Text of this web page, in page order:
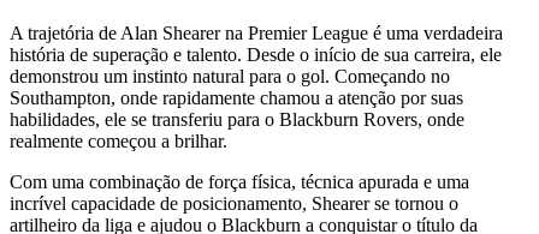
A trajetória de Alan Shearer na Premier League é uma verdadeira
história de superação e talento. Desde o início de sua carreira, ele
demonstrou um instinto natural para o gol. Começando no
Southampton, onde rapidamente chamou a atenção por suas
habilidades, ele se transferiu para o Blackburn Rovers, onde
realmente começou a brilhar.
Com uma combinação de força física, técnica apurada e uma
incrível capacidade de posicionamento, Shearer se tornou o
artilheiro da liga e ajudou o Blackburn a conquistar o título da